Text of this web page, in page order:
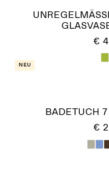
€
Neu
BADETUCH
€